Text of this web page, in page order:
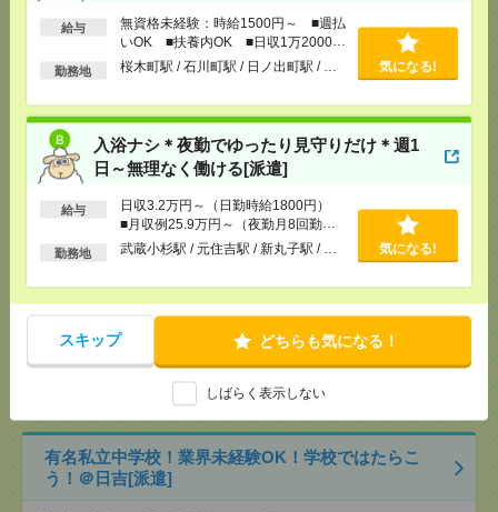
給与
無資格未経験：時給1500円～ ■週払
いOK ■扶養内OK ■日収1万2000円
以上
勤務地 桜木町駅 / 石川町駅 / 日ノ出町駅 / … 気になる!
入浴ナシ＊夜勤でゆったり見守りだけ＊週1
日～無理なく働ける[派遣]
給与
日収3.2万円～（日勤時給1800円）
■月収例25.9万円～（夜勤月8回勤務
の場合）
勤務地 武蔵小杉駅 / 元住吉駅 / 新丸子駅 / … 気になる!
スキップ どちらも気になる！
しばらく表示しない
入浴ナシ＊夜勤でゆったり見守りだけ＊週1日～無理
なく働ける[派遣]
収例25.9万円～（夜勤月8回勤務の場合）
[交通費]
交通費全額支給 ■ガソリン代も全額支給
（規定あり） ■無料駐車場もご相談ください
[勤務地]武蔵小杉駅 /元住吉駅/ 新丸子駅/…
>@2400円[派遣]
[給 与]時給2400円＋交
交通費実費支給（当社規定あり）
田町(東京都)駅から徒歩4分
三田(東京都)
有名私立中学校！業界未経験OK！学校ではたらこ
う！＠日吉[派遣]